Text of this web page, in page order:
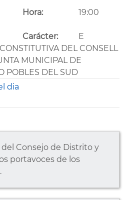
Hora: 19:00
Carácter:
E
DEL CONSELL
MUNICIPAL DE
POBLES DEL SUD
dia
Consejo de Distrito y
portavoces de los